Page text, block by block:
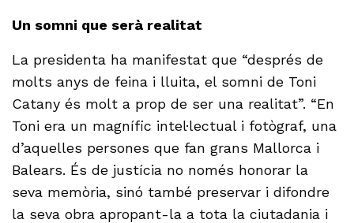
Un somni que serà realitat
La presidenta ha manifestat que “després de
molts anys de feina i lluita, el somni de Toni
Catany és molt a prop de ser una realitat”. “En
Toni era un magnífic intel·lectual i fotògraf, una
d’aquelles persones que fan grans Mallorca i
Balears. És de justícia no només honorar la
seva memòria, sinó també preservar i difondre
la seva obra apropant-la a tota la ciutadania i